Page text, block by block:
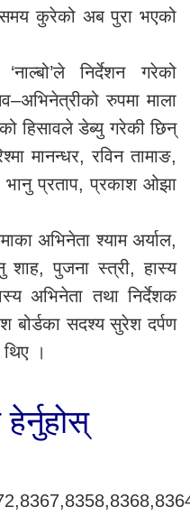
कुरेको अब पुरा भएको
निर्देशन गरेको
रुपमा माला
हिसावले डेब्यु गरेकी छिन्
मानन्धर, रविन तामाङ,
भानु प्रताप, प्रकाश ओझा
अभिनेता श्याम अर्याल,
शाह, पुजना स्त्री, हास्य
अभिनेता तथा निर्देशक
बोर्डका सदश्य सुरेश दर्पण
।